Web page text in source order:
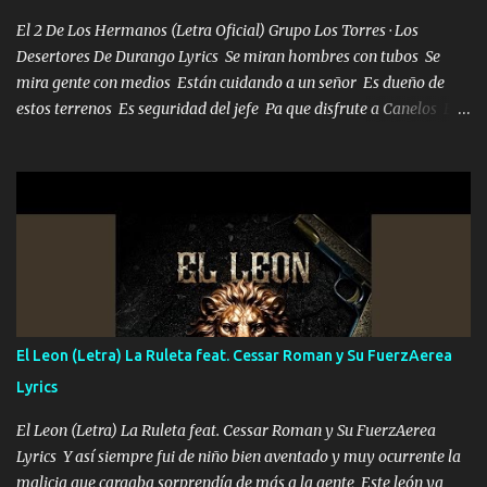
mueven solo por el interés P...
El 2 De Los Hermanos (Letra Oficial) Grupo Los Torres · Los
Desertores De Durango Lyrics Se miran hombres con tubos Se
mira gente con medios Están cuidando a un señor Es dueño de
estos terrenos Es seguridad del jefe Pa que disfrute a Canelos Es
ni tampoco las mujeres porque es platica de grandes por eso hay
que estar alegres doy las instrucciones para atender los deberes
Música Si es que salta algún problema de confianza tengo gente
ahí está el Hombre Cuarenta y también Pariente 7 arreglan
cualquier problema no más es cuestión que ordené NOS HACE
FALTA UN HERMANO DE CLAVE ERA EL 24 SIEMPRE FUE UN
HOMBRE VALIENTE POR ALGO M'URIÓ PELEAND0 SIEMPRE
VIO POR LA FAMILIA PARA QUE SIGA EL LEGADO Es el DOS de
los HERMANOS un cerebro inteligente y com...
El Leon (Letra) La Ruleta feat. Cessar Roman y Su FuerzAerea
Lyrics
El Leon (Letra) La Ruleta feat. Cessar Roman y Su FuerzAerea
Lyrics Y así siempre fui de niño bien aventado y muy ocurrente la
malicia que cargaba sorprendía de más a la gente Este león ya